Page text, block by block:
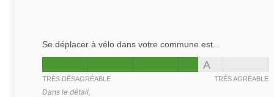
Se déplacer à vélo dans votre commune est...
A
TRÈS DÉSAGRÉABLE TRÈS AGRÉABLE
Dans le détail,